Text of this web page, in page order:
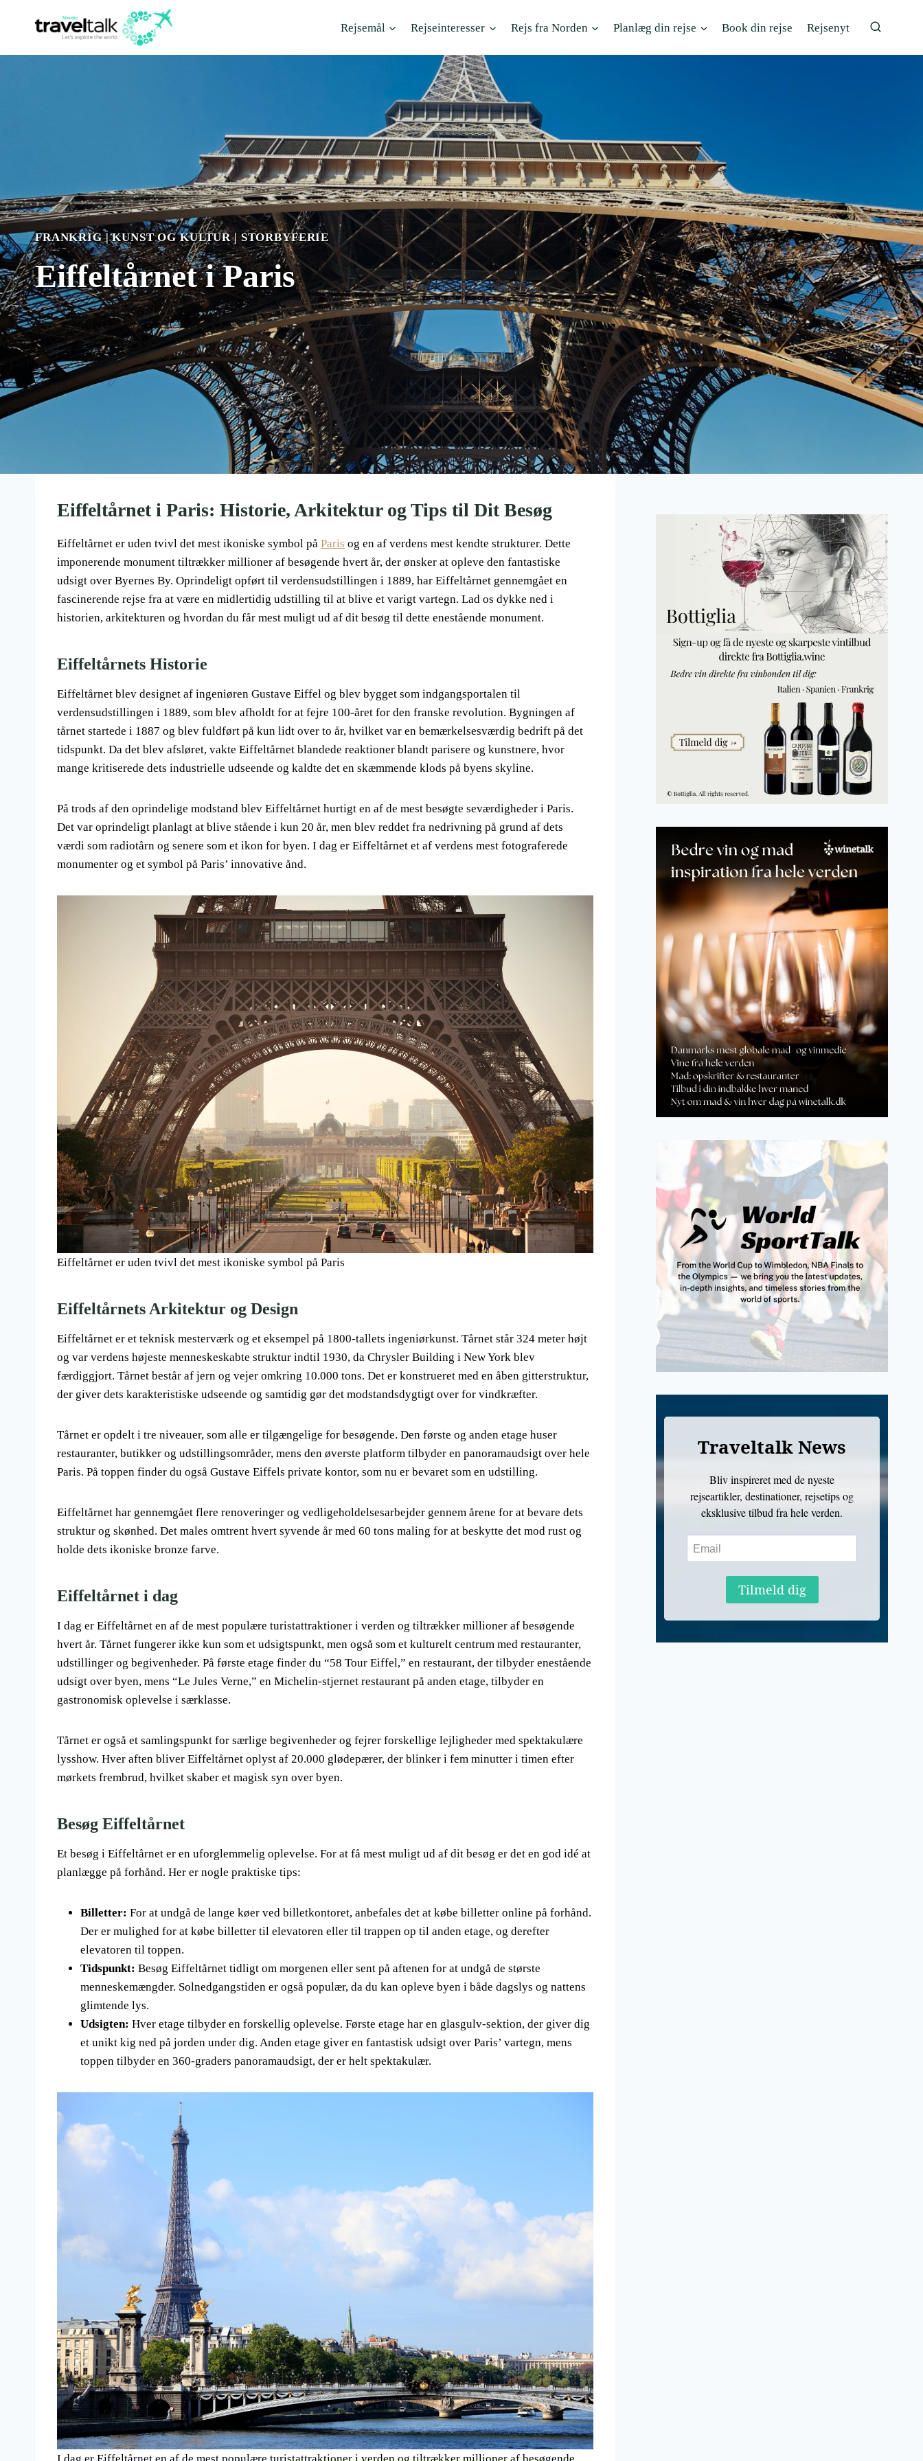
Rejsemål Rejseinteresser Rejs fra Norden Planlæg din rejse Book din rejse Rejsenyt
FRANKRIG|KUNST OG KULTUR|STORBYFERIE
Eiffeltårnet i Paris
Eiffeltårnet i Paris: Historie, Arkitektur og Tips til Dit Besøg
Eiffeltårnet er uden tvivl det mest ikoniske symbol på Paris og en af verdens mest kendte strukturer. Dette
imponerende monument tiltrækker millioner af besøgende hvert år, der ønsker at opleve den fantastiske
udsigt over Byernes By. Oprindeligt opført til verdensudstillingen i 1889, har Eiffeltårnet gennemgået en
fascinerende rejse fra at være en midlertidig udstilling til at blive et varigt vartegn. Lad os dykke ned i
historien, arkitekturen og hvordan du får mest muligt ud af dit besøg til dette enestående monument.
Eiffeltårnets Historie
Eiffeltårnet blev designet af ingeniøren Gustave Eiffel og blev bygget som indgangsportalen til
verdensudstillingen i 1889, som blev afholdt for at fejre 100-året for den franske revolution. Bygningen af
tårnet startede i 1887 og blev fuldført på kun lidt over to år, hvilket var en bemærkelsesværdig bedrift på det
tidspunkt. Da det blev afsløret, vakte Eiffeltårnet blandede reaktioner blandt parisere og kunstnere, hvor
mange kritiserede dets industrielle udseende og kaldte det en skæmmende klods på byens skyline.
På trods af den oprindelige modstand blev Eiffeltårnet hurtigt en af de mest besøgte seværdigheder i Paris.
Det var oprindeligt planlagt at blive stående i kun 20 år, men blev reddet fra nedrivning på grund af dets
værdi som radiotårn og senere som et ikon for byen. I dag er Eiffeltårnet et af verdens mest fotograferede
monumenter og et symbol på Paris’ innovative ånd.
Eiffeltårnet er uden tvivl det mest ikoniske symbol på Paris
Eiffeltårnets Arkitektur og Design
Eiffeltårnet er et teknisk mesterværk og et eksempel på 1800-tallets ingeniørkunst. Tårnet står 324 meter højt
og var verdens højeste menneskeskabte struktur indtil 1930, da Chrysler Building i New York blev
færdiggjort. Tårnet består af jern og vejer omkring 10.000 tons. Det er konstrueret med en åben gitterstruktur,
der giver dets karakteristiske udseende og samtidig gør det modstandsdygtigt over for vindkræfter.
Tårnet er opdelt i tre niveauer, som alle er tilgængelige for besøgende. Den første og anden etage huser
restauranter, butikker og udstillingsområder, mens den øverste platform tilbyder en panoramaudsigt over hele
Paris. På toppen finder du også Gustave Eiffels private kontor, som nu er bevaret som en udstilling.
Eiffeltårnet har gennemgået flere renoveringer og vedligeholdelsesarbejder gennem årene for at bevare dets
struktur og skønhed. Det males omtrent hvert syvende år med 60 tons maling for at beskytte det mod rust og
holde dets ikoniske bronze farve.
Eiffeltårnet i dag
I dag er Eiffeltårnet en af de mest populære turistattraktioner i verden og tiltrækker millioner af besøgende
hvert år. Tårnet fungerer ikke kun som et udsigtspunkt, men også som et kulturelt centrum med restauranter,
udstillinger og begivenheder. På første etage finder du “58 Tour Eiffel,” en restaurant, der tilbyder enestående
udsigt over byen, mens “Le Jules Verne,” en Michelin-stjernet restaurant på anden etage, tilbyder en
gastronomisk oplevelse i særklasse.
Tårnet er også et samlingspunkt for særlige begivenheder og fejrer forskellige lejligheder med spektakulære
lysshow. Hver aften bliver Eiffeltårnet oplyst af 20.000 glødepærer, der blinker i fem minutter i timen efter
mørkets frembrud, hvilket skaber et magisk syn over byen.
Besøg Eiffeltårnet
Et besøg i Eiffeltårnet er en uforglemmelig oplevelse. For at få mest muligt ud af dit besøg er det en god idé at
planlægge på forhånd. Her er nogle praktiske tips:
Billetter: For at undgå de lange køer ved billetkontoret, anbefales det at købe billetter online på forhånd.
Der er mulighed for at købe billetter til elevatoren eller til trappen op til anden etage, og derefter
elevatoren til toppen.
Tidspunkt: Besøg Eiffeltårnet tidligt om morgenen eller sent på aftenen for at undgå de største
menneskemængder. Solnedgangstiden er også populær, da du kan opleve byen i både dagslys og nattens
glimtende lys.
Udsigten: Hver etage tilbyder en forskellig oplevelse. Første etage har en glasgulv-sektion, der giver dig
et unikt kig ned på jorden under dig. Anden etage giver en fantastisk udsigt over Paris’ vartegn, mens
toppen tilbyder en 360-graders panoramaudsigt, der er helt spektakulær.
Traveltalk News
Bliv inspireret med de nyeste
rejseartikler, destinationer, rejsetips og
eksklusive tilbud fra hele verden.
Tilmeld dig